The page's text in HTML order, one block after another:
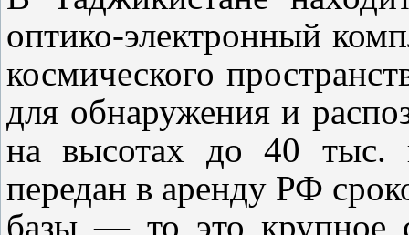
оптико-электронный
космического
для обнаружения и
на высотах до 40
передан в аренду РФ
базы — то это крупное